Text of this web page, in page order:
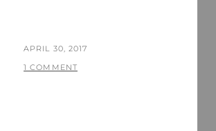
POSTED
ON
APRIL 30, 2017
BY
T1 COMMENT